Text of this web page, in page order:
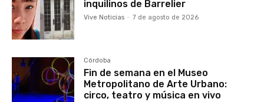
inquilinos de Barrelier
Vive Noticias - 7 de agosto de 2026
Córdoba
Fin de semana en el Museo
Metropolitano de Arte Urbano:
circo, teatro y música en vivo